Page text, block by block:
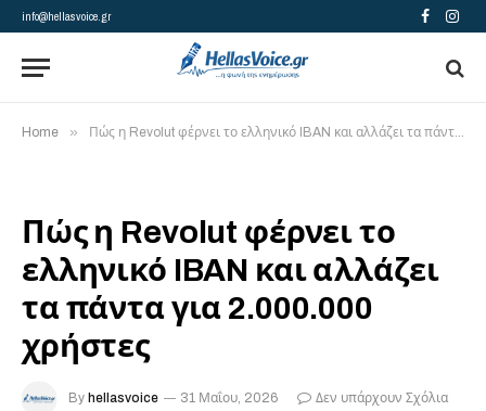
info@hellasvoice.gr Facebook
Home » Πώς η Revolut φέρνει το ελληνικό IBAN και αλλάζει τα πάντα για 2.000.000 χρήστες
Πώς η Revolut φέρνει το
ελληνικό IBAN και αλλάζει
τα πάντα για 2.000.000
χρήστες
By hellasvoice 31 Μαΐου, 2026
Δεν υπάρχουν Σχόλια